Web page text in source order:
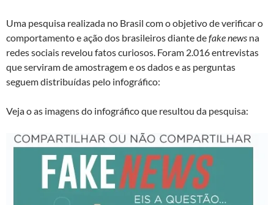
Uma pesquisa realizada no Brasil com o objetivo de verificar o
comportamento e ação dos brasileiros diante defake news na
redes sociais revelou fatos curiosos. Foram 2.016 entrevistas
que serviram de amostragem e os dados e as perguntas
seguem distribuídas pelo infográfico:
Veja o as imagens do infográfico que resultou da pesquisa: